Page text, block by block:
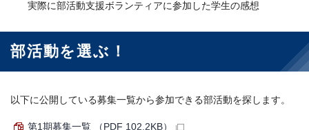
実際に部活動支援ボランティアに参加した学生の感想
部活動を選ぶ！
以下に公開している募集一覧から参加できる部活動を探します。
第1期募集一覧 （PDF 102.2KB）